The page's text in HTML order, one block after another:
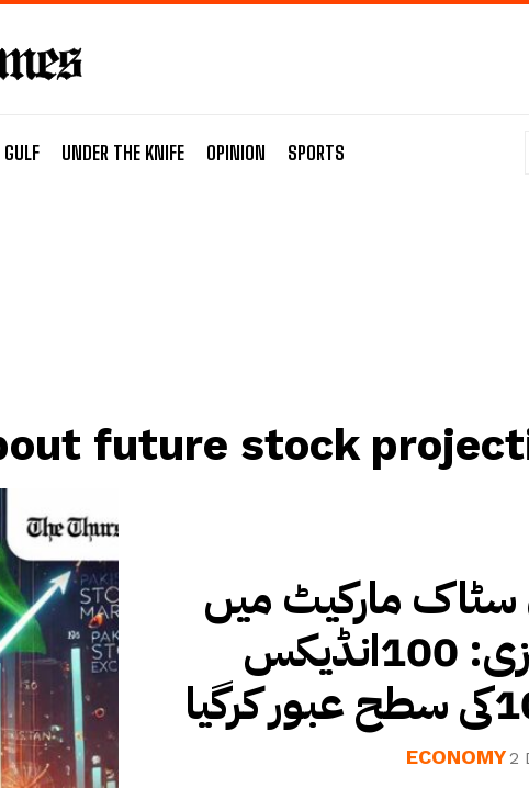
GULF UNDER THE KNIFE OPINION SPORTS
future stock
سٹاک مارکیٹ میں
ریکارڈ تیزی: 100انڈیکس
ECONOMY2